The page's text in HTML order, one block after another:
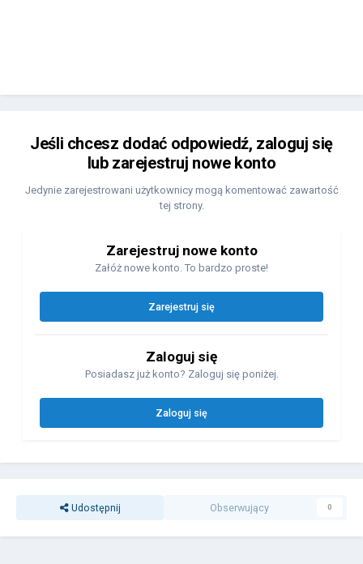
Jeśli chcesz dodać odpowiedź, zaloguj się
lub zarejestruj nowe konto
Jedynie zarejestrowani użytkownicy mogą komentować zawartość
tej strony.
Zarejestruj nowe konto
Załóż nowe konto. To bardzo proste!
Zarejestruj się
Zaloguj się
Posiadasz już konto? Zaloguj się poniżej.
Zaloguj się
Udostępnij Obserwujący 0